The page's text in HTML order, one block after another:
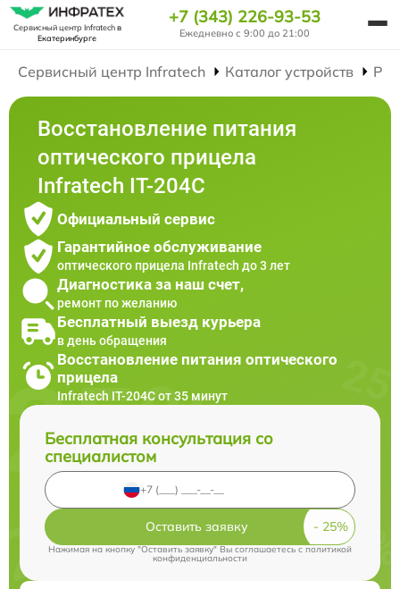
Сервисный центр Infratechв
Екатеринбурге
+7 (343) 226-93-53
Ежедневно с 9:00 до 21:00
Сервисный центр Infratech Каталог устройств
Восстановление питания
оптического прицела
Infratech IT-204C
Официальный сервис
Гарантийное обслуживание
оптического прицела Infratech до 3 лет
Диагностика за наш счет,
ремонт по желанию
Бесплатный выезд курьера
в день обращения
Восстановление питания оптического
прицела
Infratech IT-204C от 35 минут
Бесплатная консультация со
специалистом
Оставить заявку
Нажимая на кнопку "Оставить заявку" Вы соглашаетесь cполитикой
конфиденциальности